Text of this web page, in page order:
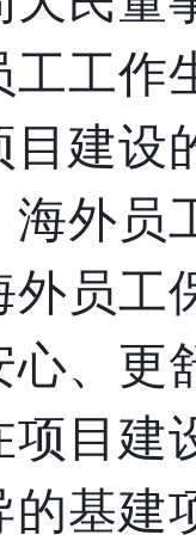
工作
目建设
外员
外员工
、更
目建
基建